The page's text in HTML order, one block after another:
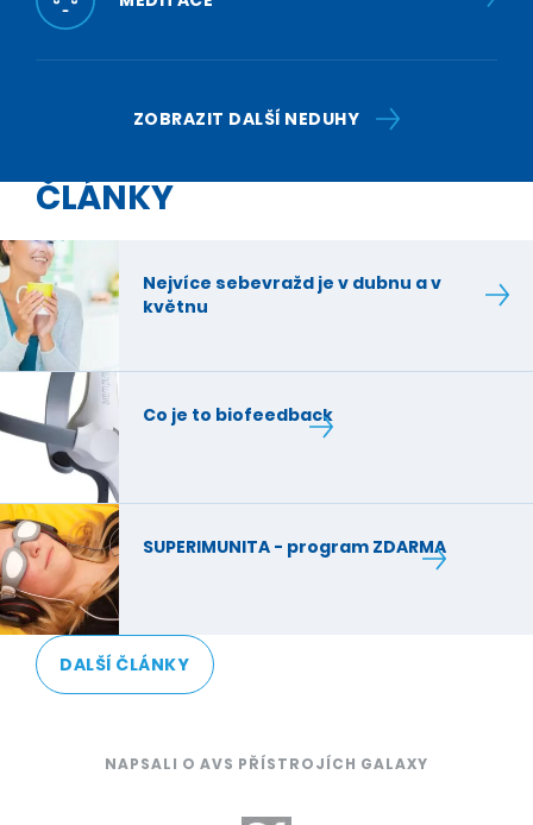
ZOBRAZIT DALŠÍ NEDUHY
ČLÁNKY
Nejvíce sebevražd je v dubnu a v
květnu
Co je to biofeedback
SUPERIMUNITA - program ZDARMA
DALŠÍ ČLÁNKY
NAPSALI O AVS PŘÍSTROJÍCH GALAXY